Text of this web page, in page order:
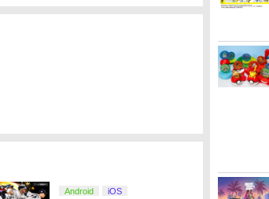
Android iOS